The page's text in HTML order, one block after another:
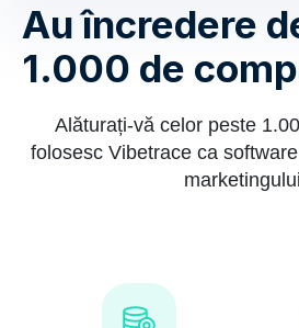
Au încredere
1.000 de
Alăturați-vă celor peste
folosesc Vibetrace ca